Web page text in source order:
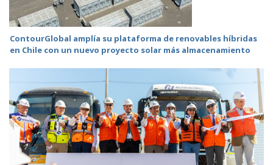
ContourGlobal amplía su plataforma de renovables híbridas
en Chile con un nuevo proyecto solar más almacenamiento